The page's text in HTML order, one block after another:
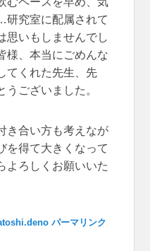
究室に配属されて
思いもしませんでし
様、本当にごめんな
てくれた先生、先
ございました。
き合い方も考えなが
を得て大きくなって
よろしくお願いいた
パーマリンク